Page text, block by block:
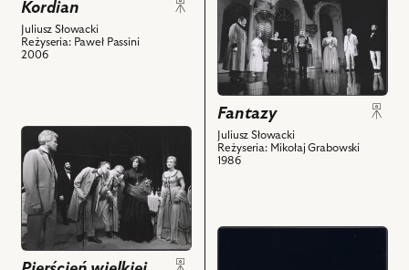
nim
obiektów
Kordian
Juliusz Słowacki
Reżyseria: Paweł Passini
2006
obiektu
Fantazy,
Na
zdjęciu:
Mariusz
Dmochowski
-
Hrabia
Fantazy
Juliusz Słowacki
Reżyseria: Mikołaj Grabowski
1986
przejdź
do
obiektu
Pierścień
wielkiej
damy,
Na
przejdź